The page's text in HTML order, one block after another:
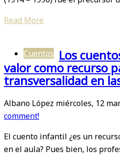
Read More
Cuentos Los
valor como recurso
transversalidad en
Albano López miércoles, 12
comment!
El cuento infantil ¿es un
en el aula? Pues bien, los